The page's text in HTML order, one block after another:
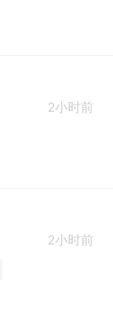
2小时前
2小时前